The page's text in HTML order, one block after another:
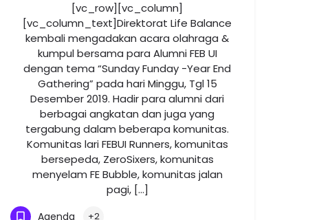
[vc_row][vc_column]
[vc_column_text]Direktorat Life Balance
kembali mengadakan acara olahraga &
kumpul bersama para Alumni FEB UI
dengan tema “Sunday Funday -Year End
Gathering” pada hari Minggu, Tgl 15
Desember 2019. Hadir para alumni dari
berbagai angkatan dan juga yang
tergabung dalam beberapa komunitas.
Komunitas lari FEBUI Runners, komunitas
bersepeda, ZeroSixers, komunitas
menyelam FE Bubble, komunitas jalan
pagi, […]
Agenda +2